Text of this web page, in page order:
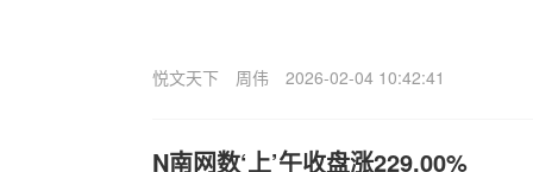
悦文天下 周伟 2026-02-04 10:42:41
N南网数‘上’午收盘涨229.00%